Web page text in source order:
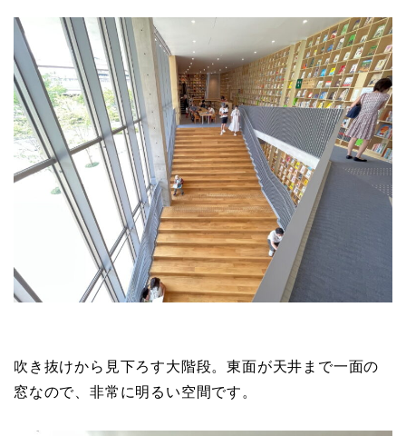
吹き抜けから見下ろす大階段。東面が天井まで一面の
窓なので、非常に明るい空間です。